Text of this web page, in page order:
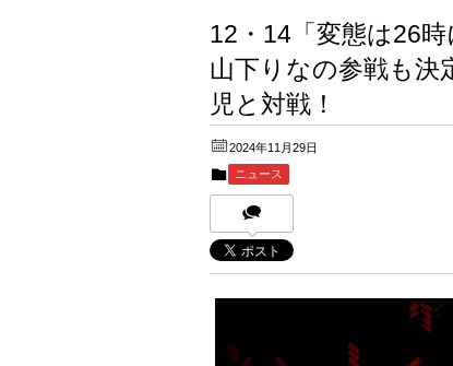
12・14「変態は26
山下りなの参戦も決
児と対戦！
2024年11月29日
ニュース